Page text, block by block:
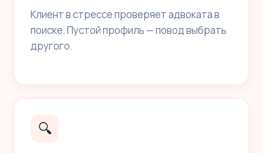
Клиент в стрессе проверяет адвоката в
поиске. Пустой профиль — повод выбрать
другого.
🔍